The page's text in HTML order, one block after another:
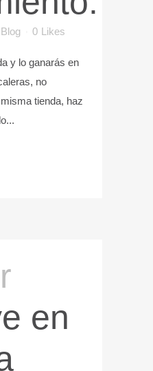
Blog 0 Likes
y lo ganarás en
no
tienda, haz
en